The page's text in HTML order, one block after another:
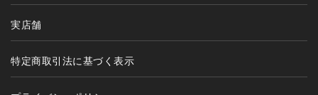
実店舗
特定商取引法に基づく表示